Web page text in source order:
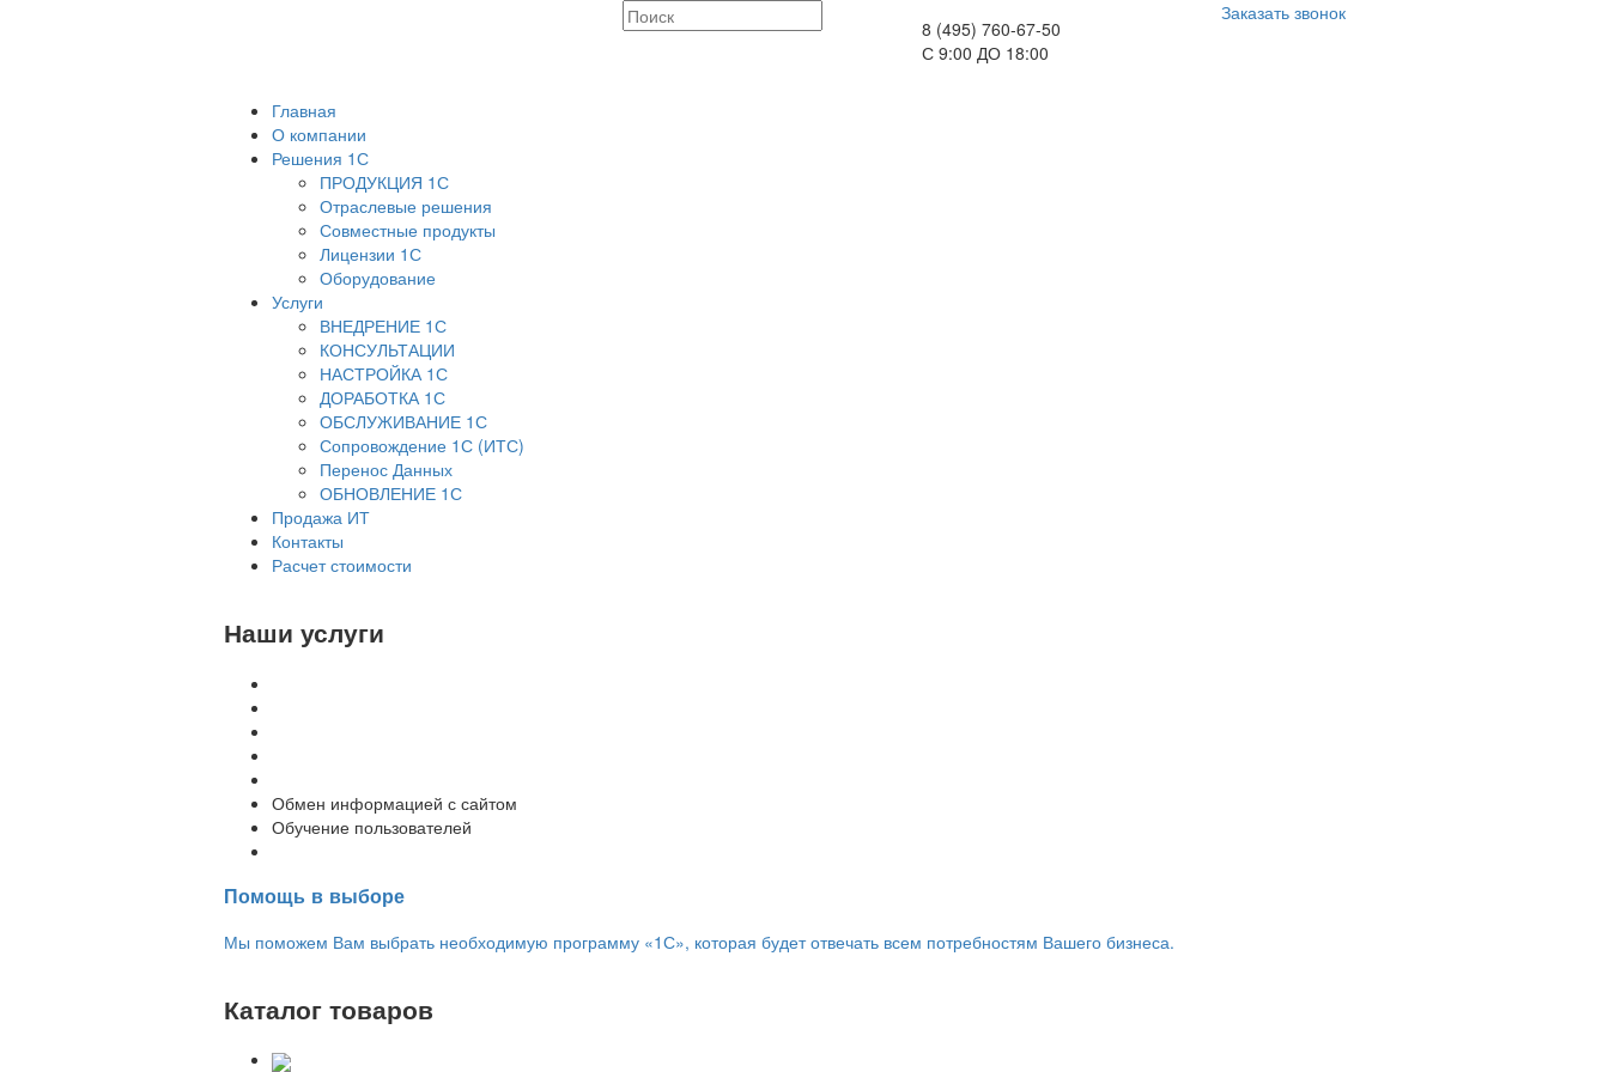
8 (495) 760-67-50
С 9:00 ДО 18:00
Заказать звонок
Главная
О компании
Решения 1С
ПРОДУКЦИЯ 1С
Отраслевые решения
Совместные продукты
Лицензии 1С
Оборудование
Услуги
ВНЕДРЕНИЕ 1С
КОНСУЛЬТАЦИИ
НАСТРОЙКА 1С
ДОРАБОТКА 1С
ОБСЛУЖИВАНИЕ 1С
Сопровождение 1С (ИТС)
Перенос Данных
ОБНОВЛЕНИЕ 1С
Продажа ИТ
Контакты
Расчет стоимости
Наши услуги
Обмен информацией с сайтом
Обучение пользователей
Помощь в выборе
Мы поможем Вам выбрать необходимую программу «1С», которая будет отвечать всем потребностям Вашего бизнеса.
Каталог товаров